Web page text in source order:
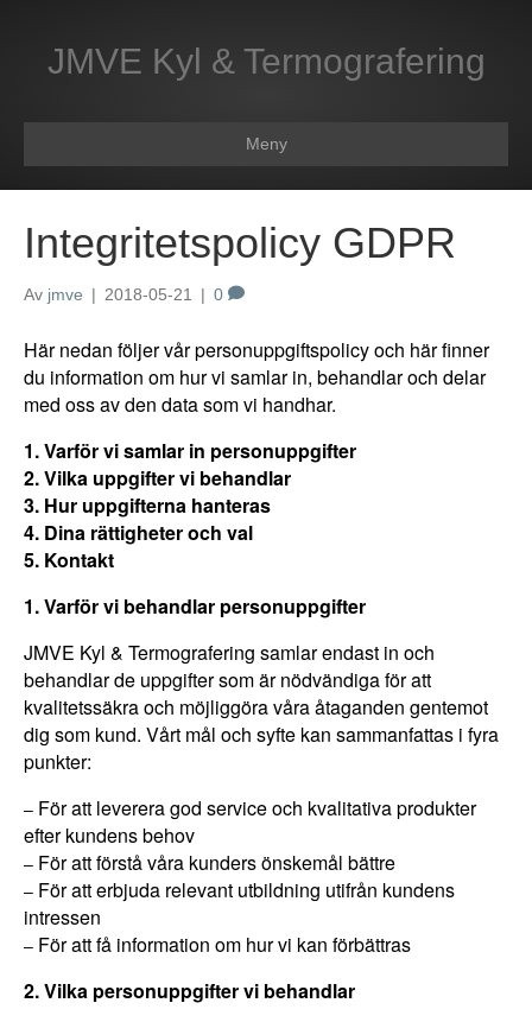
JMVE Kyl & Termografering
Meny
Integritetspolicy GDPR
Av jmve | 2018-05-21 | 0
Här nedan följer vår personuppgiftspolicy och här finner
du information om hur vi samlar in, behandlar och delar
med oss av den data som vi handhar.
1. Varför vi samlar in personuppgifter
2. Vilka uppgifter vi behandlar
3. Hur uppgifterna hanteras
4. Dina rättigheter och val
5. Kontakt
1. Varför vi behandlar personuppgifter
JMVE Kyl & Termografering samlar endast in och
behandlar de uppgifter som är nödvändiga för att
kvalitetssäkra och möjliggöra våra åtaganden gentemot
dig som kund. Vårt mål och syfte kan sammanfattas i fyra
punkter:
– För att leverera god service och kvalitativa produkter
efter kundens behov
– För att förstå våra kunders önskemål bättre
– För att erbjuda relevant utbildning utifrån kundens
intressen
– För att få information om hur vi kan förbättras
2. Vilka personuppgifter vi behandlar